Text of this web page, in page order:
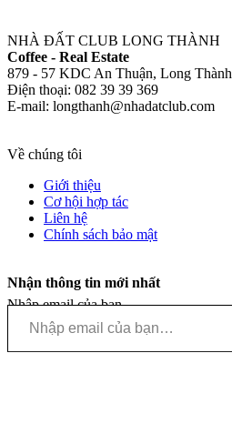
NHÀ ĐẤT CLUB LONG THÀNH
Coffee - Real Estate
879 - 57 KDC An Thuận, Long Thành
Điện thoại: 082 39 39 369
E-mail: longthanh@nhadatclub.com
Về chúng tôi
Giới thiệu
Cơ hội hợp tác
Liên hệ
Chính sách bảo mật
Nhận thông tin mới nhất
Nhập email của bạn…